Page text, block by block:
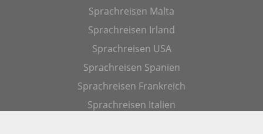
Sprachreisen Malta
Sprachreisen Irland
Sprachreisen USA
Sprachreisen Spanien
Sprachreisen Frankreich
Sprachreisen Italien